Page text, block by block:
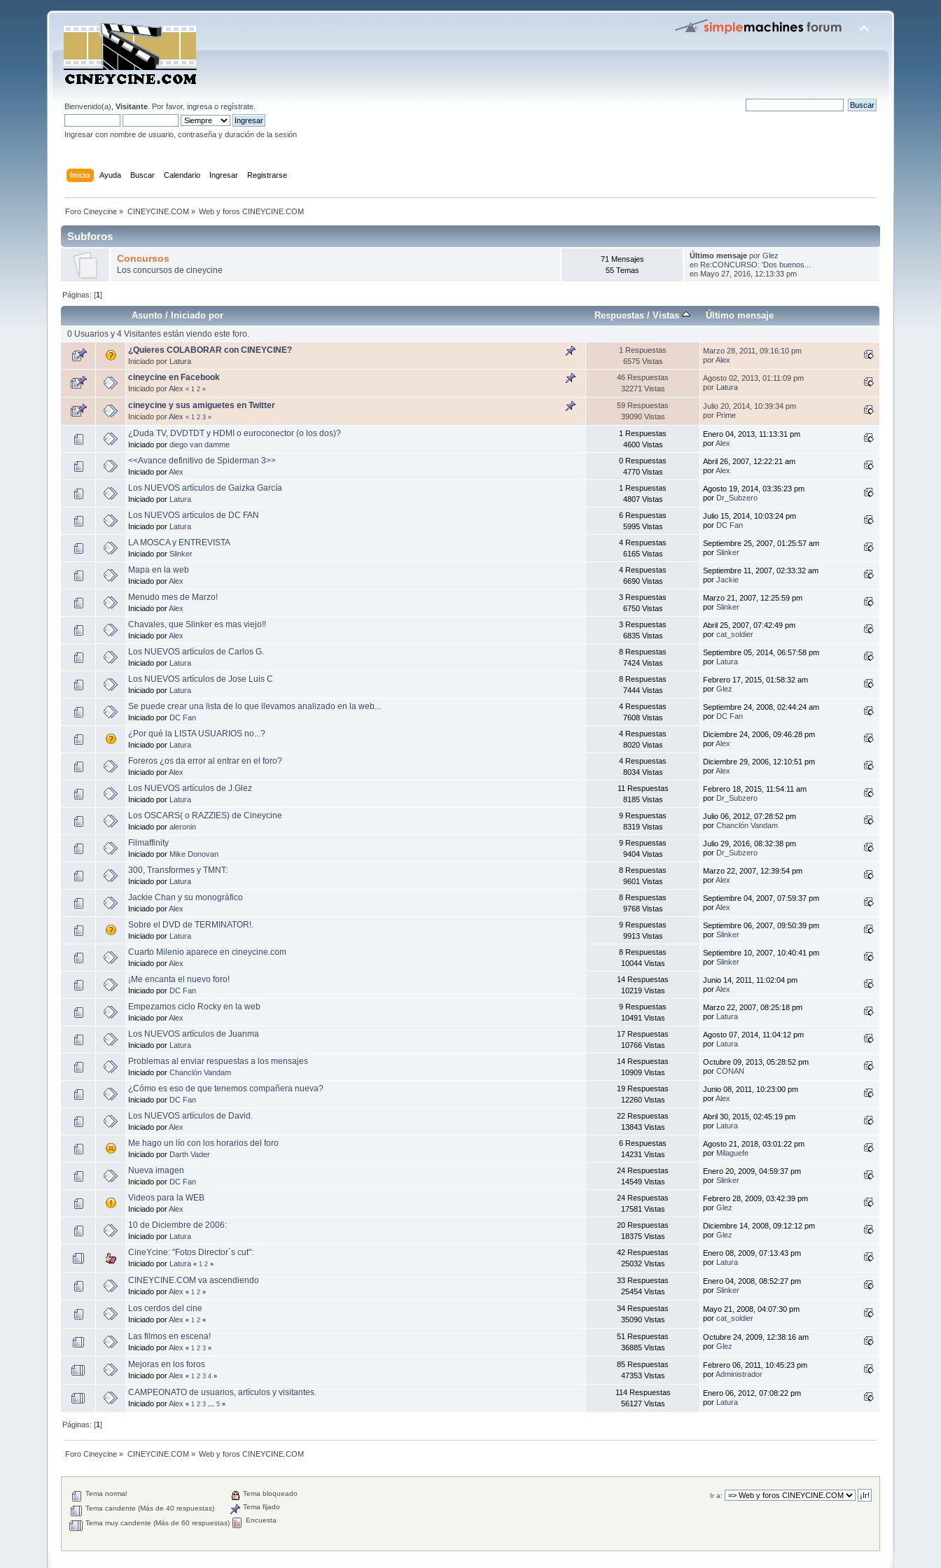
Bienvenido(a),Visitante . Por favor,ingresa oregístrate
Ingresar con nombre de usuario, contraseña y duración de la sesión
Inicio Ayuda Buscar Calendario Ingresar Registrarse
Foro Cineycine » CINEYCINE.COM» Web y foros CINEYCINE.COM
Subforos
Concursos
Los concursos de cineycine
71 Mensajes
55 Temas
Último mensajepor Glez
en Re:CONCURSO: 'Dos buenos...
en Mayo 27, 2016, 12:13:33 pm
Páginas: [1]
Asunto / Iniciado por Respuestas /Vistas Último mensaje
0 Usuarios y 4 Visitantes están viendo este foro.
¿Quieres COLABORAR con CINEYCINE?
Iniciado por Latura
1 Respuestas
6575 Vistas
Marzo 28, 2011, 09:16:10 pm
porAlex
cineycine en Facebook
Iniciado porAlex «1 2 »
46 Respuestas
32271 Vistas
Agosto 02, 2013, 01:11:09 pm
por Latura
cineycine y sus amiguetes en Twitter
Iniciado porAlex «1 2 3 »
59 Respuestas
39090 Vistas
Julio 20, 2014, 10:39:34 pm
por Prime
¿Duda TV, DVDTDT y HDMI o euroconector (o los dos)?
Iniciado pordiego van damme
1 Respuestas
4600 Vistas
Enero 04, 2013, 11:13:31 pm
porAlex
<<Avance definitivo de Spiderman 3>>
Iniciado porAlex
0 Respuestas
4770 Vistas
Abril 26, 2007, 12:22:21 am
porAlex
Los NUEVOS artículos de Gaizka García
Iniciado por Latura
1 Respuestas
4807 Vistas
Agosto 19, 2014, 03:35:23 pm
por Dr_Subzero
Los NUEVOS artículos de DC FAN
Iniciado por Latura
6 Respuestas
5995 Vistas
Julio 15, 2014, 10:03:24 pm
por DC Fan
LA MOSCA y ENTREVISTA
Iniciado porSlinker
4 Respuestas
6165 Vistas
Septiembre 25, 2007, 01:25:57 am
porSlinker
Mapa en la web
Iniciado porAlex
4 Respuestas
6690 Vistas
Septiembre 11, 2007, 02:33:32 am
porJackie
Menudo mes de Marzo!
Iniciado porAlex
3 Respuestas
6750 Vistas
Marzo 21, 2007, 12:25:59 pm
porSlinker
Chavales, que Slinker es mas viejo!!
Iniciado porAlex
3 Respuestas
6835 Vistas
Abril 25, 2007, 07:42:49 pm
porcat_soldier
Los NUEVOS artículos de Carlos G.
Iniciado por Latura
8 Respuestas
7424 Vistas
Septiembre 05, 2014, 06:57:58 pm
por Latura
Los NUEVOS artículos de Jose Luis C
Iniciado por Latura
8 Respuestas
7444 Vistas
Febrero 17, 2015, 01:58:32 am
porGlez
Se puede crear una lista de lo que llevamos analizado en la web...
Iniciado por DC Fan
4 Respuestas
7608 Vistas
Septiembre 24, 2008, 02:44:24 am
por DC Fan
¿Por qué la LISTA USUARIOS no...?
Iniciado por Latura
4 Respuestas
8020 Vistas
Diciembre 24, 2006, 09:46:28 pm
porAlex
Foreros ¿os da error al entrar en el foro?
Iniciado porAlex
4 Respuestas
8034 Vistas
Diciembre 29, 2006, 12:10:51 pm
porAlex
Los NUEVOS artículos de J.Glez
Iniciado por Latura
11 Respuestas
8185 Vistas
Febrero 18, 2015, 11:54:11 am
por Dr_Subzero
Los OSCARS( o RAZZIES) de Cineycine
Iniciado poraleronin
9 Respuestas
8319 Vistas
Julio 06, 2012, 07:28:52 pm
porChanclón Vandam
Filmaffinity
Iniciado por Mike Donovan
9 Respuestas
9404 Vistas
Julio 29, 2016, 08:32:38 pm
por Dr_Subzero
300, Transformes y TMNT:
Iniciado por Latura
8 Respuestas
9601 Vistas
Marzo 22, 2007, 12:39:54 pm
porAlex
Jackie Chan y su monográfico
Iniciado porAlex
8 Respuestas
9768 Vistas
Septiembre 04, 2007, 07:59:37 pm
porAlex
Sobre el DVD de TERMINATOR!.
Iniciado por Latura
9 Respuestas
9913 Vistas
Septiembre 06, 2007, 09:50:39 pm
porSlinker
Cuarto Milenio aparece en cineycine.com
Iniciado porAlex
8 Respuestas
10044 Vistas
Septiembre 10, 2007, 10:40:41 pm
porSlinker
¡Me encanta el nuevo foro!
Iniciado por DC Fan
14 Respuestas
10219 Vistas
Junio 14, 2011, 11:02:04 pm
porAlex
Empezamos ciclo Rocky en la web
Iniciado porAlex
9 Respuestas
10491 Vistas
Marzo 22, 2007, 08:25:18 pm
por Latura
Los NUEVOS artículos de Juanma
Iniciado por Latura
17 Respuestas
10766 Vistas
Agosto 07, 2014, 11:04:12 pm
por Latura
Problemas al enviar respuestas a los mensajes
Iniciado porChanclón Vandam
14 Respuestas
10909 Vistas
Octubre 09, 2013, 05:28:52 pm
porCONAN
¿Cómo es eso de que tenemos compañera nueva?
Iniciado por DC Fan
19 Respuestas
12260 Vistas
Junio 08, 2011, 10:23:00 pm
porAlex
Los NUEVOS artículos de David.
Iniciado porAlex
22 Respuestas
13843 Vistas
Abril 30, 2015, 02:45:19 pm
por Latura
Me hago un lío con los horarios del foro
Iniciado por Darth Vader
6 Respuestas
14231 Vistas
Agosto 21, 2018, 03:01:22 pm
por Milaguefe
Nueva imagen
Iniciado por DC Fan
24 Respuestas
14549 Vistas
Enero 20, 2009, 04:59:37 pm
porSlinker
Videos para la WEB
Iniciado porAlex
24 Respuestas
17581 Vistas
Febrero 28, 2009, 03:42:39 pm
porGlez
10 de Diciembre de 2006:
Iniciado por Latura
20 Respuestas
18375 Vistas
Diciembre 14, 2008, 09:12:12 pm
porGlez
CineYcine: "Fotos Director´s cut":
Iniciado por Latura «1 2 »
42 Respuestas
25032 Vistas
Enero 08, 2009, 07:13:43 pm
por Latura
CINEYCINE.COM va ascendiendo
Iniciado porAlex «1 2 »
33 Respuestas
25454 Vistas
Enero 04, 2008, 08:52:27 pm
porSlinker
Los cerdos del cine
Iniciado porAlex «1 2 »
34 Respuestas
35090 Vistas
Mayo 21, 2008, 04:07:30 pm
porcat_soldier
Las filmos en escena!
Iniciado porAlex «1 2 3 »
51 Respuestas
36885 Vistas
Octubre 24, 2009, 12:38:16 am
porGlez
Mejoras en los foros
Iniciado porAlex «1 2 3 4 »
85 Respuestas
47353 Vistas
Febrero 06, 2011, 10:45:23 pm
porAdministrador
CAMPEONATO de usuarios, artículos y visitantes.
Iniciado porAlex «1 2 3 ...5 »
114 Respuestas
56127 Vistas
Enero 06, 2012, 07:08:22 pm
por Latura
Páginas: [1]
Foro Cineycine » CINEYCINE.COM» Web y foros CINEYCINE.COM
Ir a:
Tema normal
Tema candente (Más de 40 respuestas)
Tema muy candente (Más de 60 respuestas)
Tema bloqueado
Tema fijado
Encuesta